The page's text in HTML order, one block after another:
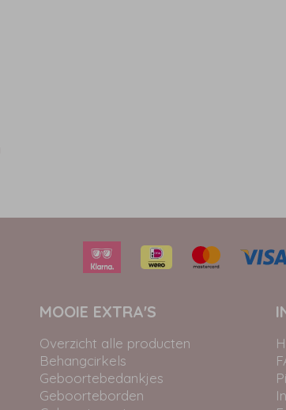
MOOIE EXTRA'S
Overzicht alle producten
Behangcirkels
Geboortebedankjes
Geboorteborden